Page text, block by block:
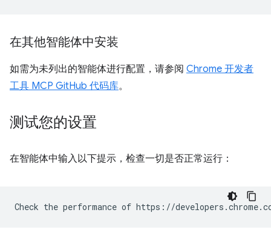
在其他智能体中安装
如需为未列出的智能体进行配置，请参阅 Chrome 开发者
工具 MCP GitHub 代码库。
测试您的设置
在智能体中输入以下提示，检查一切是否正常运行：